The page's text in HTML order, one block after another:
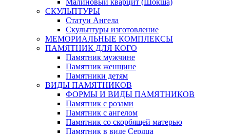
Малиновый кварцит (Шокша)
СКУЛЬПТУРЫ
Статуи Ангела
Скульптуры изготовление
МЕМОРИАЛЬНЫЕ КОМПЛЕКСЫ
ПАМЯТНИК ДЛЯ КОГО
Памятник мужчине
Памятник женщине
Памятники детям
ВИДЫ ПАМЯТНИКОВ
ФОРМЫ И ВИДЫ ПАМЯТНИКОВ
Памятник с розами
Памятник с ангелом
Памятник со скорбящей матерью
Памятник в виде Сердца